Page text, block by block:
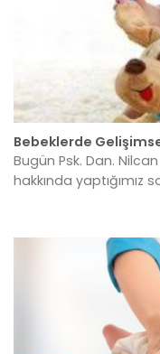
Bebeklerde
Bugün Psk. Dan.
hakkında yaptığımız